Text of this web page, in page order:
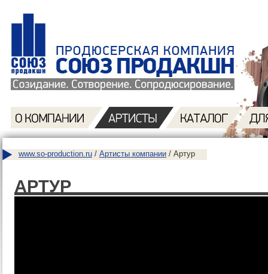
www.so-production.ru / Артисты компании / Артур
АРТУР